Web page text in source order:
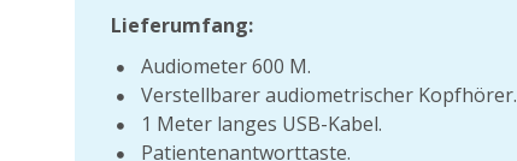
Lieferumfang:
Audiometer 600 M.
Verstellbarer audiometrischer Kopfhörer.
1 Meter langes USB-Kabel.
Patientenantworttaste.